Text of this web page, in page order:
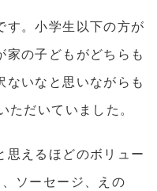
す。小学生以下の方が
の子どもがどちらも
いなと思いながらも
だいていました。
思えるほどのボリュー
ソーセージ、えの